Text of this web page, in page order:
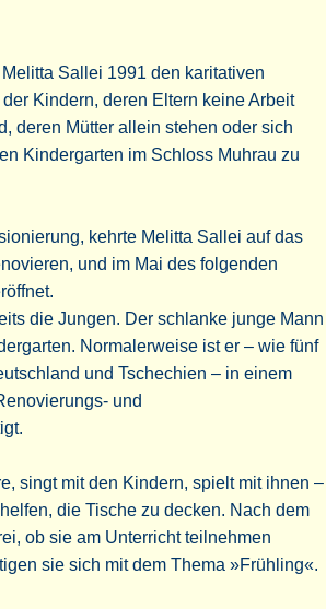
Sallei 1991 den karitativen
Kindern, deren Eltern keine Arbeit
deren Mütter allein stehen oder sich
Kindergarten im Schloss Muhrau zu
kehrte Melitta Sallei auf das
und im Mai des folgenden
die Jungen. Der schlanke junge Mann
Normalerweise ist er – wie fünf
und Tschechien – in einem
und
singt mit den Kindern, spielt mit ihnen –
die Tische zu decken. Nach dem
ob sie am Unterricht teilnehmen
sie sich mit dem Thema »Frühling«.